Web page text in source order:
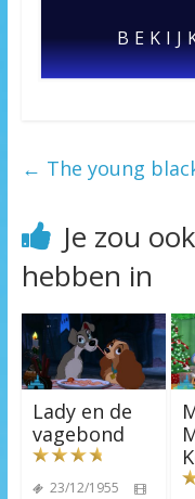
← The young
Je zou
hebben in
Lady en de
vagebond
23/12/1955